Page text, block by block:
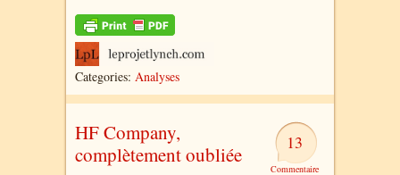
Categories: Analyses
13
HF Company,
complètement oubliée